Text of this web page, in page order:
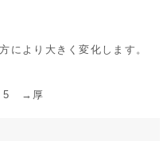
により大きく変化します。
→厚